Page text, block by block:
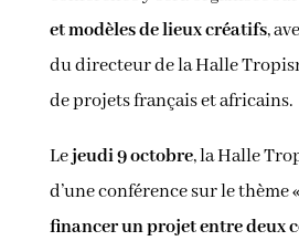
et modèles de lieux créatifs,
du directeur de la Halle
de projets français et africains.
Lejeudi 9 octobre, la Halle
d’une conférence sur le thème «
financer un projet entre deux